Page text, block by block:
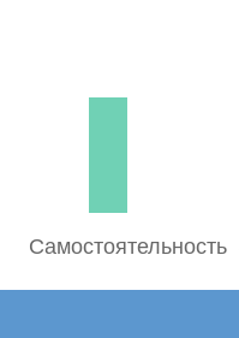
Самостоятельность